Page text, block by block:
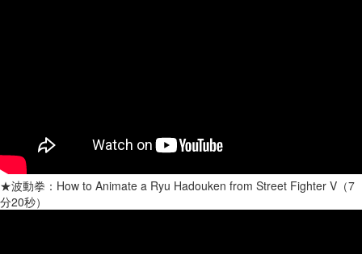
★波動拳：How to Animate a Ryu Hadouken from Street Fighter V（7
分20秒）